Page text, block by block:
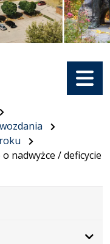
Menu
nadwyżce / deficycie